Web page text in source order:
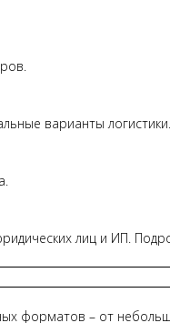
варианты логистики.
лиц и ИП.
форматов – от